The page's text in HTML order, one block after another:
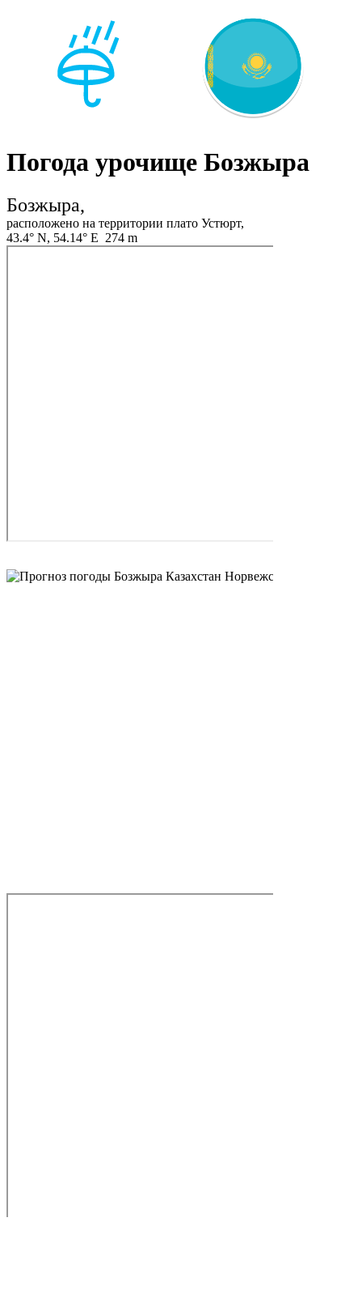
Погода урочище Бозжыра
Бозжыра,
расположено на территории плато Устюрт,
43.4° N, 54.14° E 274 m